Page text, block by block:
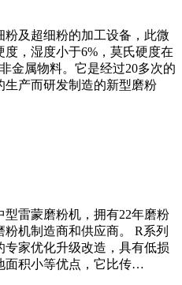
粉及超细粉的加工设备，此微
，湿度小于6%，莫氏硬度在
金属物料。它是经过20多次的
生产而研发制造的新型磨粉
雷蒙磨粉机，拥有22年磨粉
机制造商和供应商。 R系列
家优化升级改造，具有低损
面积小等优点，它比传…